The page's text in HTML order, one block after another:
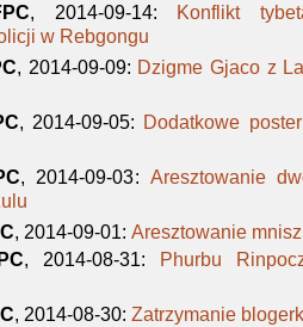
, 2014-09-14: Konflikt
w Rebgongu
, 2014-09-09: Dzigme Gjaco z
, 2014-09-05: Dodatkowe
, 2014-09-03: Aresztowanie
, 2014-09-01:Aresztowanie
, 2014-08-31: Phurbu
, 2014-08-30:Zatrzymanie